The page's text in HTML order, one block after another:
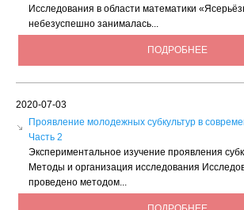
Исследования в области математики
небезуспешно занималась...
ПОДРОБНЕЕ
2020-07-03
Проявление молодежных субкультур в
Часть 2
Экспериментальное изучение проявления
Методы и организация исследования
проведено методом...